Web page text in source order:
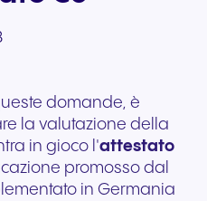
domande, è
la valutazione della
in gioco l'attestato
promosso dal
in Germania